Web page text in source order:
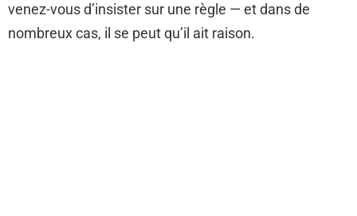
venez-vous d’insister sur une règle — et dans de
nombreux cas, il se peut qu’il ait raison.